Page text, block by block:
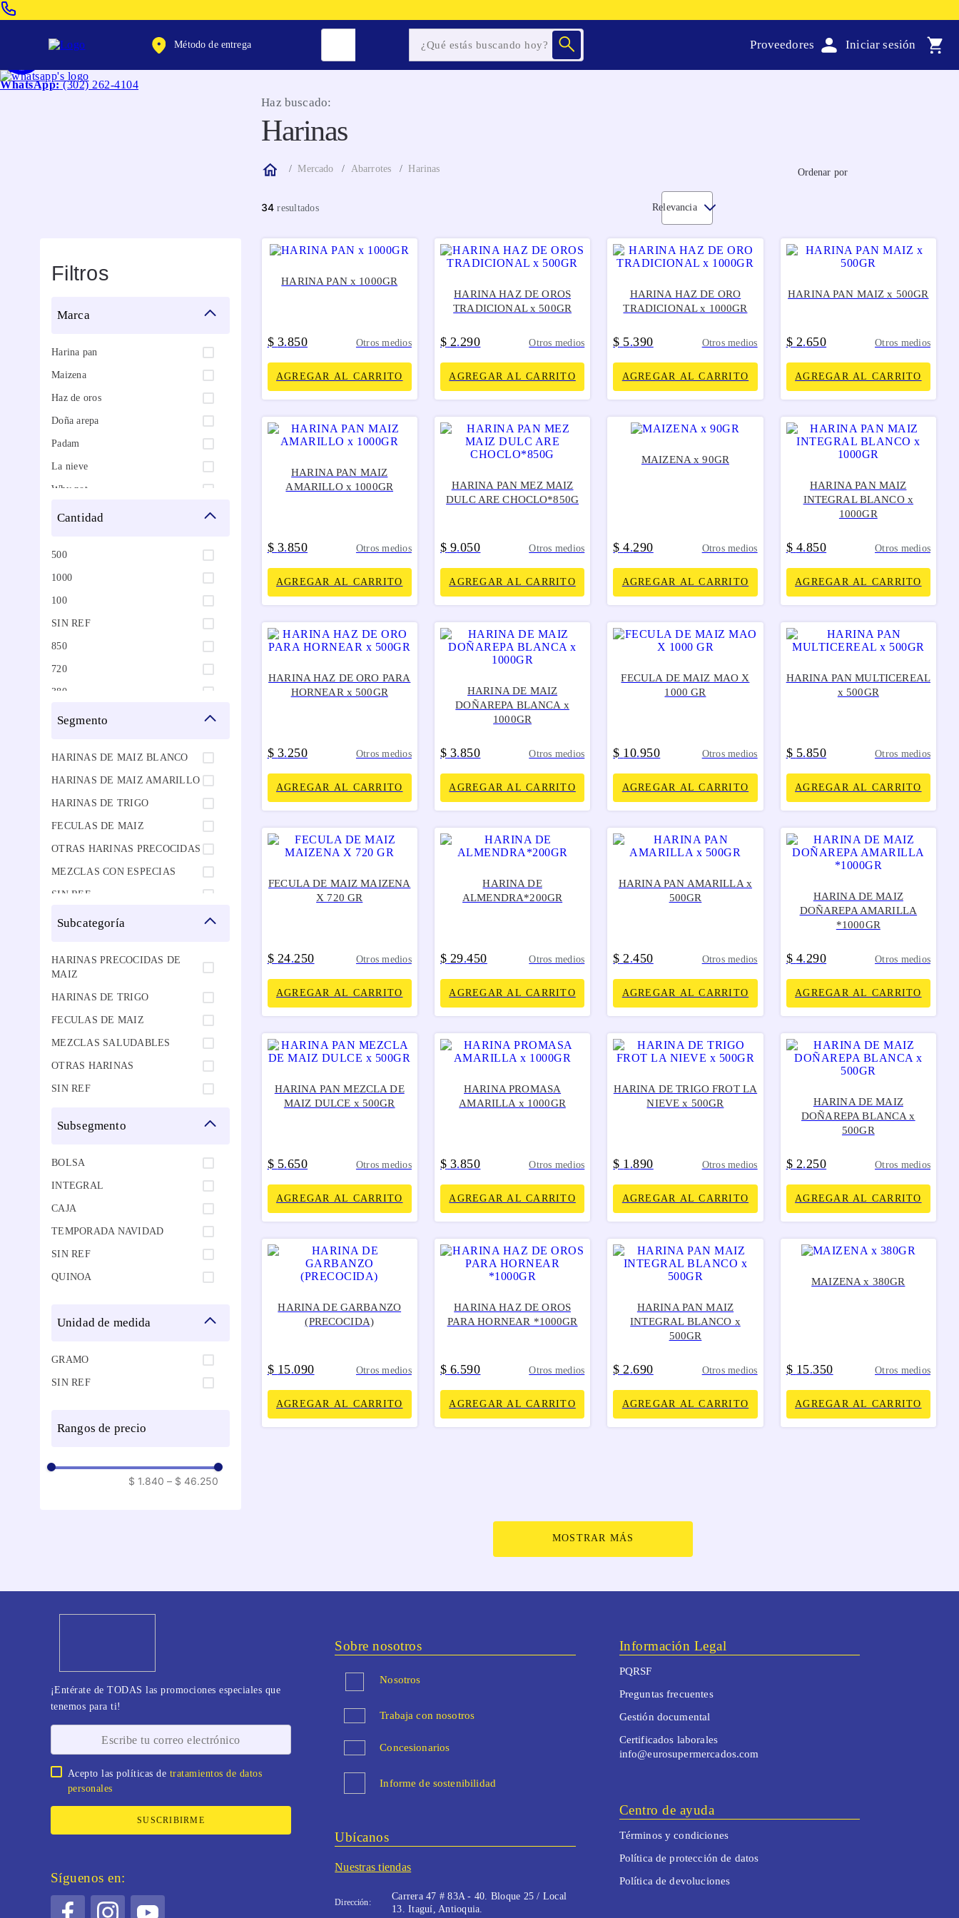
WhatsApp: (302) 262-4104
Método de entrega Proveedores
Haz buscado:
Harinas
Mercado Abarrotes Harinas Ordenar por
34 Relevancia
Filtros
marca
Harina pan
Maizena
Haz de oros
Doña arepa
Padam
La nieve
Why not
Promasa
Mao
Karavansay
Harina diana
Del alba
cantidad
500
1000
100
SIN REF
850
720
380
250segmento
HARINAS DE MAIZ BLANCO
HARINAS DE MAIZ AMARILLO
HARINAS DE TRIGO
FECULAS DE MAIZ
OTRAS HARINAS PRECOCIDAS
MEZCLAS CON ESPECIAS
SIN REF
subcategoría
HARINAS PRECOCIDAS DE
MAIZ
HARINAS DE TRIGO
FECULAS DE MAIZ
MEZCLAS SALUDABLES
OTRAS HARINAS
SIN REF
subsegmento
BOLSA
INTEGRAL
CAJA
TEMPORADA NAVIDAD
SIN REF
QUINOA
unidad de medida
GRAMO
SIN REF
rangos de precio
$ 1.840 – $ 46.250
HARINA PAN x 1000GR
$ 3.850 Otros medios
AGREGAR AL CARRITO
HARINA HAZ DE OROS
TRADICIONAL x 500GR
$ 2.290 Otros medios
AGREGAR AL CARRITO
HARINA HAZ DE ORO
TRADICIONAL x 1000GR
$ 5.390 Otros medios
AGREGAR AL CARRITO
HARINA PAN MAIZ x 500GR
$ 2.650 Otros medios
AGREGAR AL CARRITO
HARINA PAN MAIZ
AMARILLO x 1000GR
$ 3.850 Otros medios
AGREGAR AL CARRITO
HARINA PAN MEZ MAIZ
DULC ARE CHOCLO*850G
$ 9.050 Otros medios
AGREGAR AL CARRITO
MAIZENA x 90GR
$ 4.290 Otros medios
AGREGAR AL CARRITO
HARINA PAN MAIZ
INTEGRAL BLANCO x
1000GR
$ 4.850 Otros medios
AGREGAR AL CARRITO
HARINA HAZ DE ORO PARA
HORNEAR x 500GR
$ 3.250 Otros medios
AGREGAR AL CARRITO
HARINA DE MAIZ
DOÑAREPA BLANCA x
1000GR
$ 3.850 Otros medios
AGREGAR AL CARRITO
FECULA DE MAIZ MAO X
1000 GR
$ 10.950 Otros medios
AGREGAR AL CARRITO
HARINA PAN MULTICEREAL
x 500GR
$ 5.850 Otros medios
AGREGAR AL CARRITO
FECULA DE MAIZ MAIZENA
X 720 GR
$ 24.250 Otros medios
AGREGAR AL CARRITO
HARINA DE
ALMENDRA*200GR
$ 29.450 Otros medios
AGREGAR AL CARRITO
HARINA PAN AMARILLA x
500GR
$ 2.450 Otros medios
AGREGAR AL CARRITO
HARINA DE MAIZ
DOÑAREPA AMARILLA
*1000GR
$ 4.290 Otros medios
AGREGAR AL CARRITO
HARINA PAN MEZCLA DE
MAIZ DULCE x 500GR
$ 5.650 Otros medios
AGREGAR AL CARRITO
HARINA PROMASA
AMARILLA x 1000GR
$ 3.850 Otros medios
AGREGAR AL CARRITO
HARINA DE TRIGO FROT LA
NIEVE x 500GR
$ 1 .890 Otros medios
AGREGAR AL CARRITO
HARINA DE MAIZ
DOÑAREPA BLANCA x
500GR
$ 2.250 Otros medios
AGREGAR AL CARRITO
HARINA DE GARBANZO
(PRECOCIDA)
$ 15.090 Otros medios
AGREGAR AL CARRITO
HARINA HAZ DE OROS
PARA HORNEAR *1000GR
$ 6.590 Otros medios
AGREGAR AL CARRITO
HARINA PAN MAIZ
INTEGRAL BLANCO x
500GR
$ 2.690 Otros medios
AGREGAR AL CARRITO
MAIZENA x 380GR
$ 15.350 Otros medios
AGREGAR AL CARRITO
MOSTRAR MÁS
¡Entérate de TODAS las promociones especiales que
tenemos para ti!
Acepto las políticas de tratamientos de datos
personales
SUSCRIBIRME
Síguenos en:
Sobre nosotros
Nosotros
Trabaja con nosotros
Concesionarios
Informe de sostenibilidad
Ubícanos
Nuestras tiendas
Dirección:
Carrera 47 # 83A - 40. Bloque 25 / Local
13. Itaguí, Antioquia.
Información Legal
PQRSF
Preguntas frecuentes
Gestión documental
Certificados laborales
info@eurosupermercados.com
Centro de ayuda
Términos y condiciones
Política de protección de datos
Política de devoluciones